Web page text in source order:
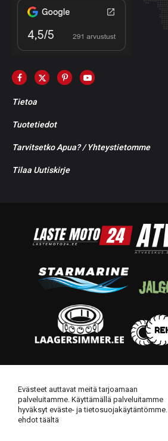
Tietoa
Tuotetiedot
Tarvitsetko Apua? / Yhteystietomme
Tilaa Uutiskirje
Evästeet auttavat meitä tarjoamaan
palveluitamme. Käyttämällä palveluitamme
hyväksyt eväste- ja tietosuojakäytäntömme.
ehdot täältä